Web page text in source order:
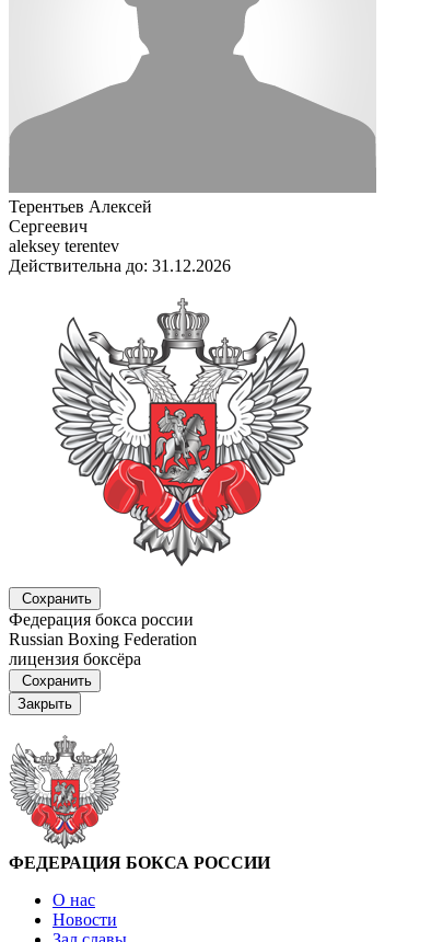
Терентьев Алексей
Сергеевич
aleksey terentev
Действительна до: 31.12.2026
Сохранить
Федерация бокса россии
Russian Boxing Federation
лицензия боксёра
Сохранить
Закрыть
ФЕДЕРАЦИЯ БОКСА РОССИИ
О нас
Новости